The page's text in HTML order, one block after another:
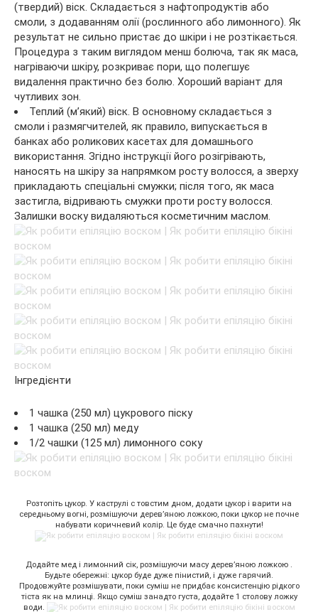
(твердий) віск. Складається з нафтопродуктів або
смоли, з додаванням олії (рослинного або лимонного). Як
результат не сильно пристає до шкіри і не розтікається.
Процедура з таким виглядом менш болюча, так як маса,
нагріваючи шкіру, розкриває пори, що полегшує
видалення практично без болю. Хороший варіант для
чутливих зон.
Теплий (м’який) віск. В основному складається з
смоли і размягчителей, як правило, випускається в
банках або роликових касетах для домашнього
використання. Згідно інструкції його розігрівають,
наносять на шкіру за напрямком росту волосся, а зверху
прикладають спеціальні смужки; після того, як маса
застигла, відривають смужки проти росту волосся.
Залишки воску видаляються косметичним маслом.
Інгредієнти
1 чашка (250 мл) цукрового піску
1 чашка (250 мл) меду
1/2 чашки (125 мл) лимонного соку
Розтопіть цукор. У каструлі c товстим дном, додати цукор і варити на
середньому вогні, розмішуючи дерев’яною ложкою, поки цукор не почне
набувати коричневий колір. Це буде смачно пахнути!
Додайте мед і лимонний сік, розмішуючи масу дерев’яною ложкою .
Будьте обережні: цукор буде дуже пінистий, і дуже гарячий.
Продовжуйте розмішувати, поки суміш не придбає консистенцію рідкого
тіста як на млинці. Якщо суміш занадто густа, додайте 1 столову ложку
води.